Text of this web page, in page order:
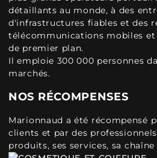
détaillants au monde, à des
d'infrastructures fiables et des
télécommunications mobiles
de premier plan.
Il emploie 300 000 personnes
marchés.
NOS RÉCOMPENSES
Marionnaud a été récompensé
clients et par des
produits, ses services, sa